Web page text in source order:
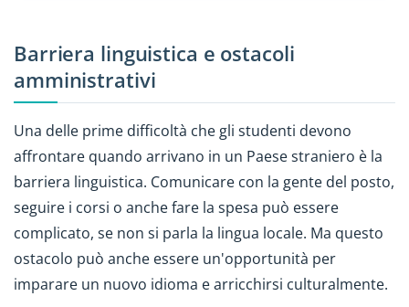
Barriera linguistica e ostacoli
amministrativi
Una delle prime difficoltà che gli studenti devono
affrontare quando arrivano in un Paese straniero è la
barriera linguistica. Comunicare con la gente del posto,
seguire i corsi o anche fare la spesa può essere
complicato, se non si parla la lingua locale. Ma questo
ostacolo può anche essere un'opportunità per
imparare un nuovo idioma e arricchirsi culturalmente.